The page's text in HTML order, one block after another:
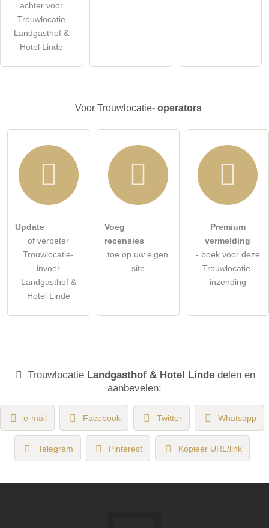
stel een publieke vraag
Let op:openbare vragen zijn
Trouwlocatie-invoer .
achter voor
Trouwlocatie
Landgasthof &
Hotel Linde
Voor Trouwlocatie- operators
Update
of verbeter
Trouwlocatie-
invoer
Landgasthof &
Hotel Linde
Voeg
recensies
toe op uw eigen
site
Premium
vermelding
- boek voor deze
Trouwlocatie-
inzending
Trouwlocatie Landgasthof & Hotel Linde delen en
aanbevelen:
e-mail Facebook Twitter Whatsapp
Telegram Pinterest Kopieer URL/link